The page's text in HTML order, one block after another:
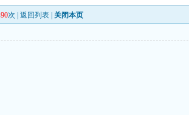
次 |返回列表 关闭本页